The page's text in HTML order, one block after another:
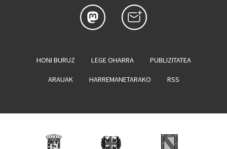
HONI BURUZ LEGE OHARRA PUBLIZITATEA
ARAUAK HARREMANETARAKO RSS